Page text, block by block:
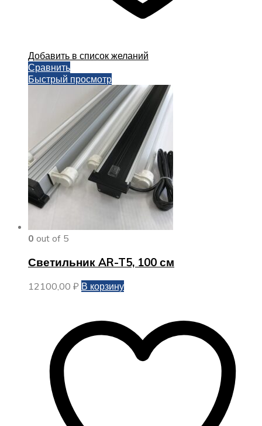
Добавить в список желаний
Сравнить
Быстрый просмотр
0 out of 5
Светильник AR-T5, 100 см
12100,00 ₽ В корзину